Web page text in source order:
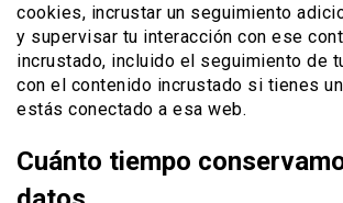
cookies, incrustar un seguimiento
y supervisar tu interacción con ese
incrustado, incluido el seguimiento de
con el contenido incrustado si tienes
estás conectado a esa web.
Cuánto tiempo